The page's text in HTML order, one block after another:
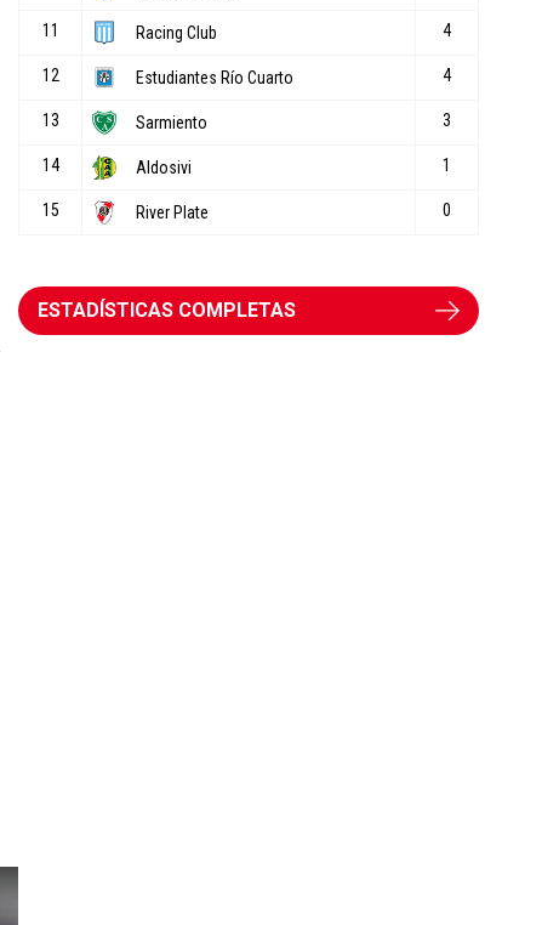
ESTADÍSTICAS COMPLETAS